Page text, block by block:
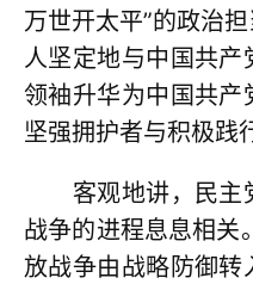
万世开太平”的政治
人坚定地与中国共
领袖升华为中国共产
坚强拥护者与积极践
客观地讲，民主
战争的进程息息相关
放战争由战略防御转